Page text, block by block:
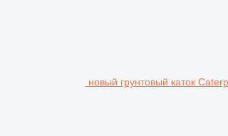
новый грунтовый каток